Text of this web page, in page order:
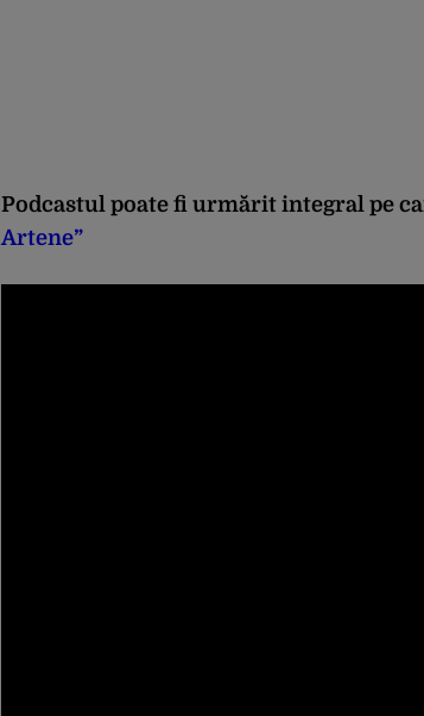
Podcastul poate fi urmărit integral pe
Artene”